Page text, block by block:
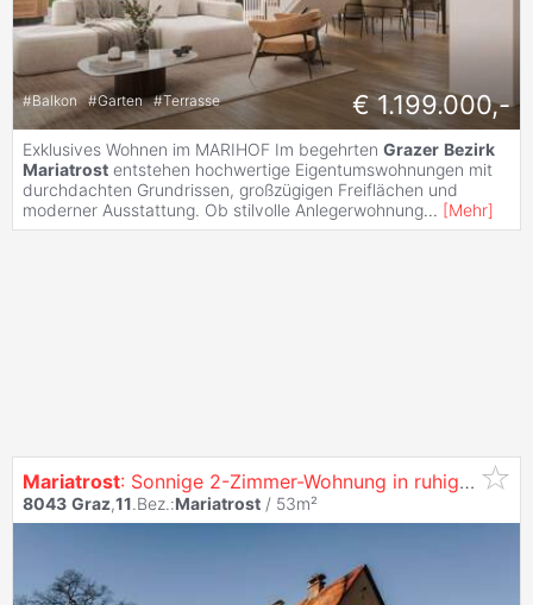
#Balkon #Garten #Terrasse € 1.199.000,-
Exklusives Wohnen im MARIHOF Im begehrten Grazer Bezirk
Mariatrost entstehen hochwertige Eigentumswohnungen mit
durchdachten Grundrissen, großzügigen Freiflächen und
moderner Ausstattung. Ob stilvolle Anlegerwohnung... [Mehr]
Mariatrost: Sonnige 2-Zimmer-Wohnung in ruhiger Lage mit Sanierungspotenzial
8043 Graz,11.Bez.:Mariatrost / 53m²